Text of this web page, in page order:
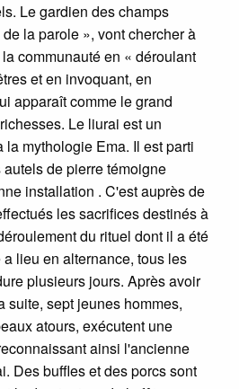
Le gardien des champs
la parole », vont chercher à
communauté en « déroulant
et en invoquant, en
apparaît comme le grand
Le liurai est un
mythologie Ema. Il est parti
de pierre témoigne
installation . C'est auprès de
les sacrifices destinés à
du rituel dont il a été
lieu en alternance, tous les
plusieurs jours. Après avoir
suite, sept jeunes hommes,
atours, exécutent une
ainsi l'ancienne
Des buffles et des porcs sont